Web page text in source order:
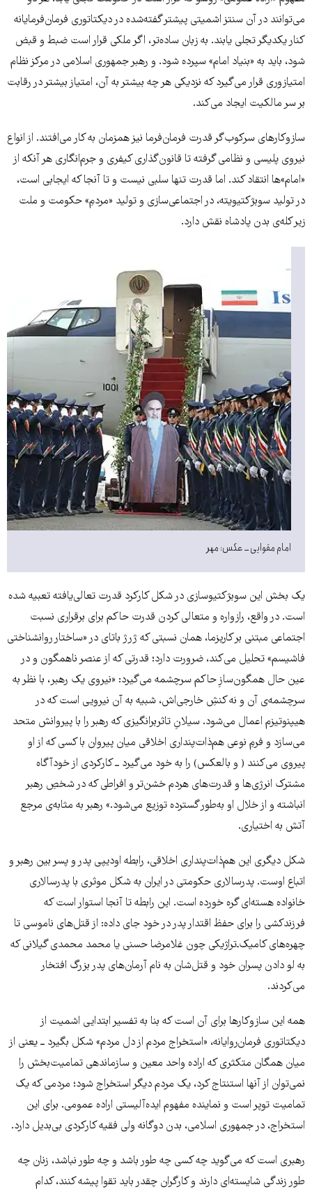
می‌توانند در آن سنتز اشمیتی پیشتر گفته‌شده در دیکتاتوری فرمان‌فرمایانه‌
کنار یکدیگر تجلی یابند. به زبان ساده‌تر، اگر ملکی قرار است ضبط و قبض
شود، باید به «بنیاد امام» سپرده شود. و رهبر جمهوری اسلامی در مرکز نظام
امتیازوری قرار می‌گیرد که نزدیکی هر چه بیشتر به آن، امتیاز بیشتر در رقابت
بر سر مالکیت ایجاد می‌کند.
سازوکارهای سرکوب‌گر قدرت فرمان‌فرما نیز همزمان به کار می‌افتند. از انواع
نیروی پلیسی و نظامی گرفته تا قانون‌گذاری کیفری و جرم‌انگاری هر آنکه از
«امام»ها انتقاد کند. اما قدرت تنها سلبی نیست و تا آنجا که ایجابی است،
در تولید سوبژکتیویته، در اجتماعی‌سازی و تولید «مردمِ» حکومت و ملت
زیر کله‌ی بدن پادشاه نقش دارد.
امام مقوایی ــ عکس: مهر
یک بخش این سوبژکتیوسازی در شکل کارکرد قدرت تعالی‌یافته تعبیه شده
است. در واقع، رازواره و متعالی کردن قدرت حاکم برای برقراری نسبت
اجتماعی مبتنی بر کاریزما، همان نسبتی که ژرژ باتای در «ساختار روانشناختی
فاشیسم» تحلیل می‌کند، ضرورت دارد؛ قدرتی که از عنصر ناهمگون و در
عین حال همگون‌سازِ حاکم سرچشمه می‌گیرد: «نیروی یک رهبر، با نظر به
سرچشمه‌ی آن و نه کنشِ خارجی‌اش، شبیه به آن نیرویی است که در
هیپنوتیزم اعمال می‌شود. سیلانِ تاثربرانگیزی که رهبر را با پیروانش متحد
می‌سازد و فرمِ نوعی هم‌ذات‌پنداری اخلاقی میان پیروان با کسی که از او
پیروی می‌کنند ( و بالعکس) را به خود می‌گیرد ــ کارکردی از خودآگاه
مشترک انرژی‌ها و قدرت‌های هردم خشن‌تر و افراطی که در شخصِ رهبر
انباشته و از خلال او به‌طور گسترده توزیع می‌شود.» رهبر به مثابه‌ی مرجع
آتش به اختیاری.
شکل دیگری این هم‌ذات‌پنداری اخلاقی، رابطه اودیپی پدر و پسر بین رهبر و
اتباع اوست. پدرسالاری حکومتی در ایران به شکل موثری با پدرسالاری
خانواده هسته‌ای گره خورده است. این رابطه تا آنجا استوار است که
فرزندکشی را برای حفظ اقتدار پدر در خود جای داده: از قتل‌های ناموسی تا
چهره‌های کامیک‌ـ‌تراژیکی چون غلامرضا حسنی یا محمد محمدی گیلانی که
به لو دادن پسران خود و قتل‌شان به نام آرمان‌های پدر بزرگ افتخار
می‌کردند.
همه این سازوکارها برای آن است که بنا به تفسیر ابتدایی اشمیت از
دیکتاتوری فرمان‌روایانه، «استخراج مردم از دل مردم» شکل بگیرد ــ یعنی از
میان همگان متکثری که اراده واحد معین و سازماندهی تمامیت‌بخش را
نمی‌توان از آنها استنتاج کرد، یک مردم دیگر استخراج شود؛ مردمی که یک
تمامیت توپر است و نماینده مفهوم ایده‌آلیستی اراده عمومی. برای این
استخراج، در جمهوری اسلامی، بدن دوگانه ولی فقیه کارکردی بی‌بدیل دارد.
رهبری است که می‌گوید چه کسی چه طور باشد و چه طور نباشد،‌ زنان چه
طور زندگی شایسته‌ای دارند و کارگران چقدر باید تقوا پیشه کنند،‌ کدام